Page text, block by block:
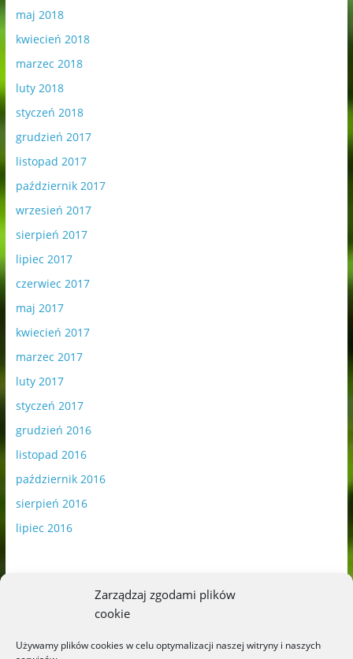
Zarządzaj zgodami plików
cookie
Używamy plików cookies w celu optymalizacji naszej witryny i naszych
maj 2018
kwiecień 2018
marzec 2018
luty 2018
styczeń 2018
grudzień 2017
listopad 2017
październik 2017
wrzesień 2017
sierpień 2017
lipiec 2017
czerwiec 2017
maj 2017
kwiecień 2017
marzec 2017
luty 2017
styczeń 2017
grudzień 2016
listopad 2016
październik 2016
sierpień 2016
lipiec 2016